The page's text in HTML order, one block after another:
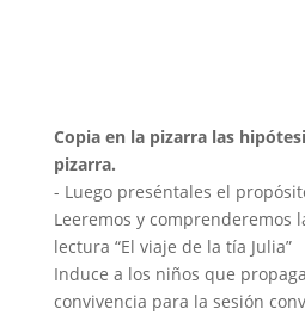
Copia en la pizarra las
pizarra.
- Luego preséntales el
Leeremos y comprenderemos
lectura “El viaje de la tía Julia”
Induce a los niños que
convivencia para la sesión